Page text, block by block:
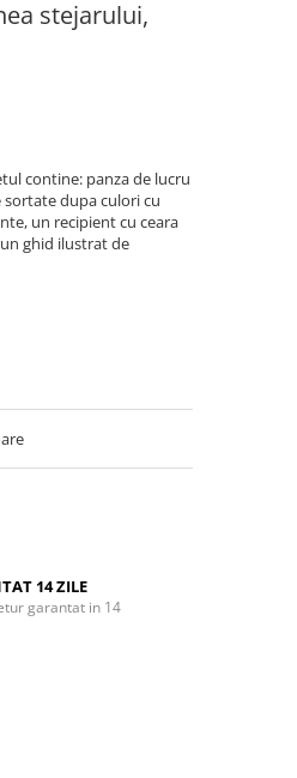
stejarului,
contine: panza de lucru
dupa culori cu
un recipient cu ceara
ghid ilustrat de
14 ZILE
garantat in 14